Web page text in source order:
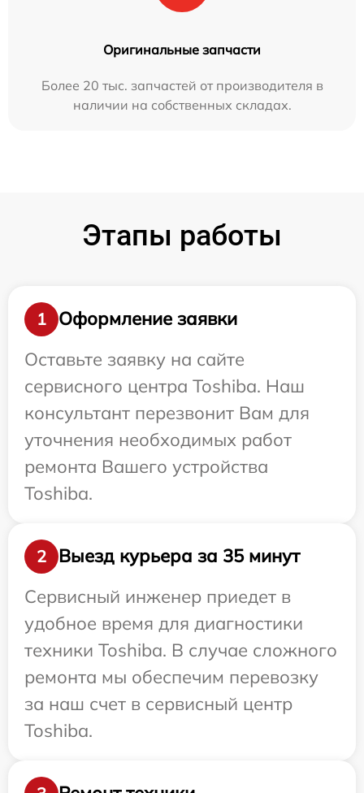
Оригинальные запчасти
Более 20 тыс. запчастей от производителя в
наличии на собственных складах.
Этапы работы
1
Оформление заявки
Оставьте заявку на сайте
сервисного центра Toshiba. Наш
консультант перезвонит Вам для
уточнения необходимых работ
ремонта Вашего устройства
Toshiba.
2
Выезд курьера за 35 минут
Сервисный инженер приедет в
удобное время для диагностики
техники Toshiba. В случае сложного
ремонта мы обеспечим перевозку
за наш счет в сервисный центр
Toshiba.